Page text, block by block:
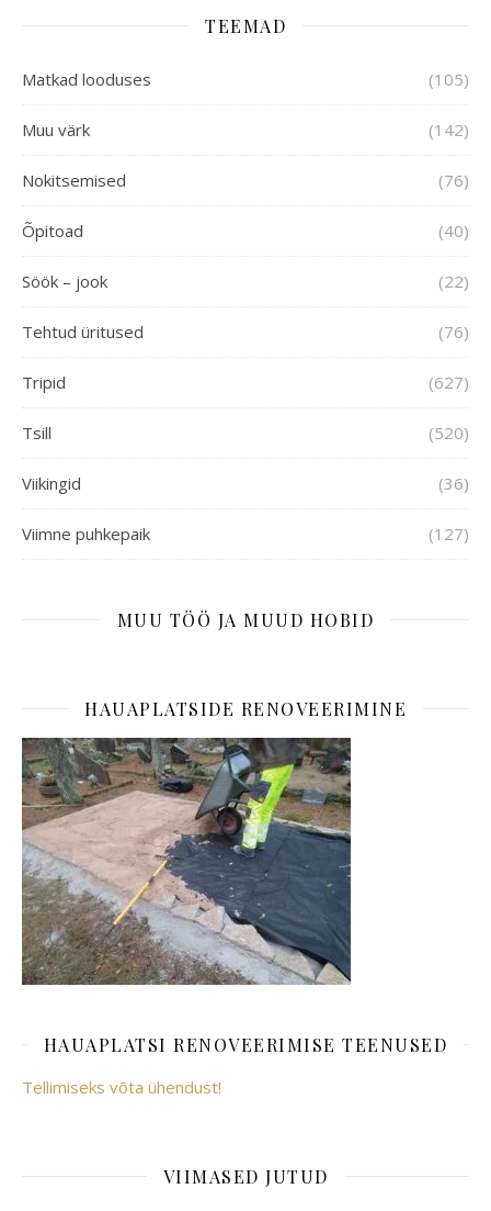
TEEMAD
Matkad looduses (105)
Muu värk (142)
Nokitsemised (76)
Õpitoad (40)
Söök – jook (22)
Tehtud üritused (76)
Tripid (627)
Tsill (520)
Viikingid (36)
Viimne puhkepaik (127)
MUU TÖÖ JA MUUD HOBID
HAUAPLATSIDE RENOVEERIMINE
HAUAPLATSI RENOVEERIMISE TEENUSED
Tellimiseks võta ühendust!
VIIMASED JUTUD